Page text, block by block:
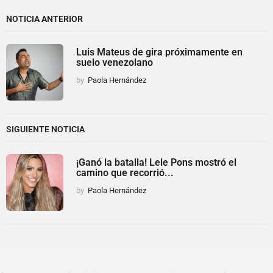
NOTICIA ANTERIOR
Luis Mateus de gira próximamente en
suelo venezolano
by Paola Hernández
SIGUIENTE NOTICIA
¡Ganó la batalla! Lele Pons mostró el
camino que recorrió...
by Paola Hernández